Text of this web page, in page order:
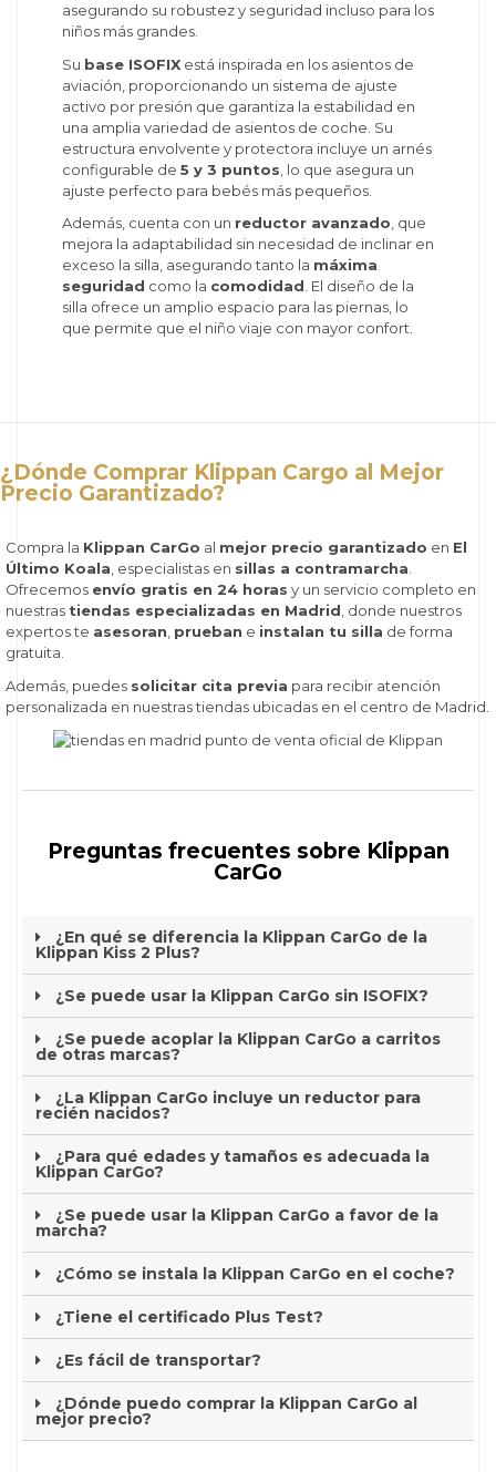
asegurando su robustez y seguridad incluso para los
niños más grandes.
Su base ISOFIXestá inspirada en los asientos de
aviación, proporcionando un sistema de ajuste
activo por presión que garantiza la estabilidad en
una amplia variedad de asientos de coche. Su
estructura envolvente y protectora incluye un arnés
configurable de 5 y 3 puntos , lo que asegura un
ajuste perfecto para bebés más pequeños.
Además, cuenta con un reductor avanzado , que
mejora la adaptabilidad sin necesidad de inclinar en
exceso la silla, asegurando tanto la máxima
seguridad como la comodidad . El diseño de la
silla ofrece un amplio espacio para las piernas, lo
que permite que el niño viaje con mayor confort.
¿Dónde Comprar Klippan Cargo al Mejor
Precio Garantizado?
Compra la Klippan CarGo al mejor precio garantizado en El
Último Koala, especialistas en sillas a contramarcha.
Ofrecemos envío gratis en 24 horas y un servicio completo en
nuestras tiendas especializadas en Madrid, donde nuestros
expertos te asesoran, prueban e instalan tu silla de forma
gratuita.
Además, puedes solicitar cita previa para recibir atención
personalizada en nuestras tiendas ubicadas en el centro de Madrid.
Preguntas frecuentes sobre Klippan
CarGo
¿En qué se diferencia la Klippan CarGo de la
Klippan Kiss 2 Plus?
¿Se puede usar la Klippan CarGo sin ISOFIX?
¿Se puede acoplar la Klippan CarGo a carritos
de otras marcas?
¿La Klippan CarGo incluye un reductor para
recién nacidos?
¿Para qué edades y tamaños es adecuada la
Klippan CarGo?
¿Se puede usar la Klippan CarGo a favor de la
marcha?
¿Cómo se instala la Klippan CarGo en el coche?
¿Tiene el certificado Plus Test?
¿Es fácil de transportar?
¿Dónde puedo comprar la Klippan CarGo al
mejor precio?